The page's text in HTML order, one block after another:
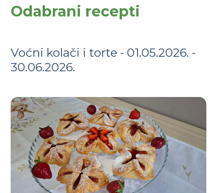
Odabrani recepti
Voćni kolači i torte - 01.05.2026. -
30.06.2026.